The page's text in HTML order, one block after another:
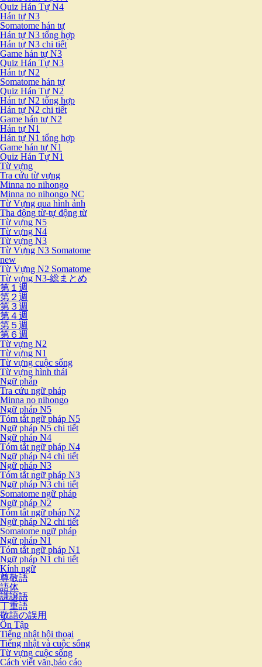
Quiz Hán Tự N4
Hán tự N3
Somatome hán tự
Hán tự N3 tổng hợp
Hán tự N3 chi tiết
Game hán tự N3
Quiz Hán Tự N3
Hán tự N2
Somatome hán tự
Quiz Hán Tự N2
Hán tự N2 tổng hợp
Hán tự N2 chi tiết
Game hán tự N2
Hán tự N1
Hán tự N1 tổng hợp
Game hán tự N1
Quiz Hán Tự N1
Từ vựng
Tra cứu từ vựng
Minna no nihongo
Minna no nihongo NC
Từ Vựng qua hình ảnh
Tha động từ-tự động từ
Từ vựng N5
Từ vựng N4
Từ vựng N3
Từ Vựng N3 Somatome
new
Từ Vựng N2 Somatome
Từ vựng N3-総まとめ
第１週
第２週
第３週
第４週
第５週
第６週
Từ vựng N2
Từ vựng N1
Từ vựng cuộc sống
Từ vựng hình thái
Ngữ pháp
Tra cứu ngữ pháp
Minna no nihongo
Ngữ pháp N5
Tóm tắt ngữ pháp N5
Ngữ pháp N5 chi tiết
Ngữ pháp N4
Tóm tắt ngữ pháp N4
Ngữ pháp N4 chi tiết
Ngữ pháp N3
Tóm tắt ngữ pháp N3
Ngữ pháp N3 chi tiết
Somatome ngữ pháp
Ngữ pháp N2
Tóm tắt ngữ pháp N2
Ngữ pháp N2 chi tiết
Somatome ngữ pháp
Ngữ pháp N1
Tóm tắt ngữ pháp N1
Ngữ pháp N1 chi tiết
Kính ngữ
尊敬語
語体
謙譲語
丁重語
敬語の誤用
Ôn Tập
Tiếng nhật hội thoại
Tiếng nhật và cuộc sống
Từ vựng cuộc sống
Cách viết văn,báo cáo